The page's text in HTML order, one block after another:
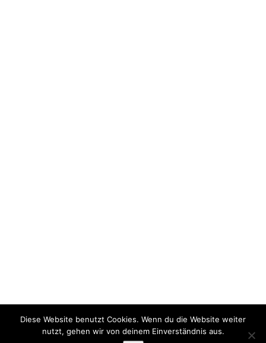
Diese Website benutzt Cookies. Wenn du die Website weiter
nutzt, gehen wir von deinem Einverständnis aus.